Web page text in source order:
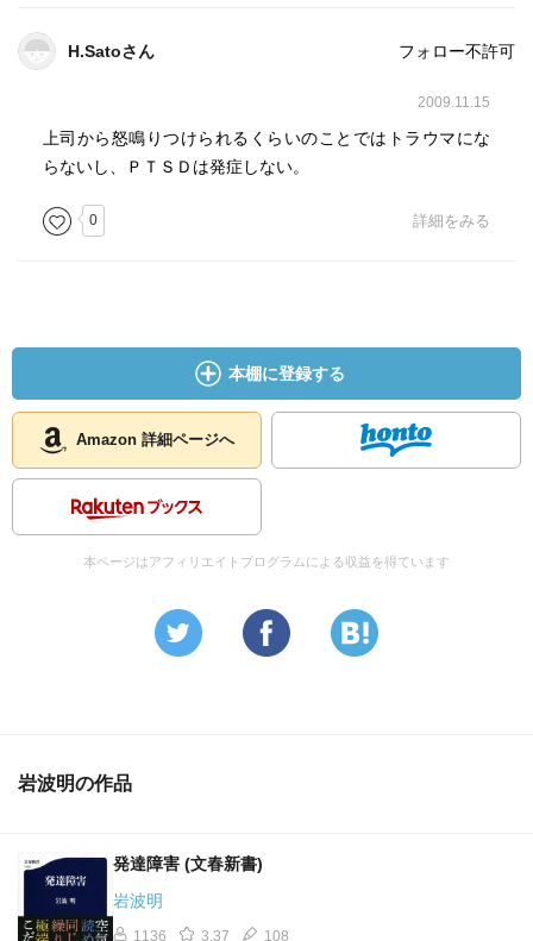
H.Satoさん フォロー不許可
2009.11.15
上司から怒鳴りつけられるくらいのことではトラウマにな
らないし、ＰＴＳＤは発症しない。
0 詳細をみる
本棚に登録する
Amazon 詳細ページへ
本ページはアフィリエイトプログラムによる収益を得ています
岩波明の作品
発達障害 (文春新書)
岩波明
1136 3.37 108